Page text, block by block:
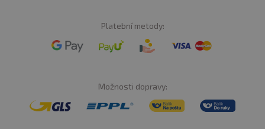
Platební metody:
Možnosti dopravy: